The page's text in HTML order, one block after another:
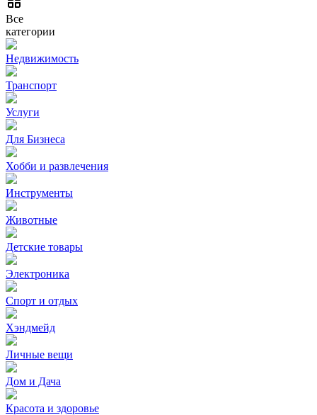
Все
категории
Недвижимость
Транспорт
Услуги
Для Бизнеса
Хобби и развлечения
Инструменты
Животные
Детские товары
Электроника
Спорт и отдых
Хэндмейд
Личные вещи
Дом и Дача
Красота и здоровье